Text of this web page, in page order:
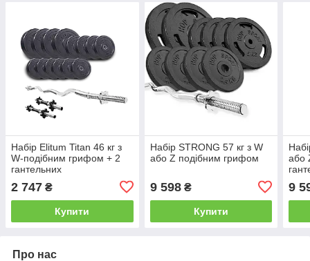
Набір Elitum Titan 46 кг з
W-подібним грифом + 2
гантельних
2 747 ₴
Купити
Набір STRONG 57 кг з W
або Z подібним грифом
9 598₴
Купити
або
9
Про нас